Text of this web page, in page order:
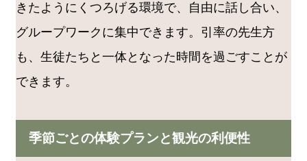
きたようにくつろげる環境で、自由に話し合い、
グループワークに集中できます。引率の先生方
も、生徒たちと一体となった時間を過ごすことが
できます。
季節ごとの体験プランと観光の利便性